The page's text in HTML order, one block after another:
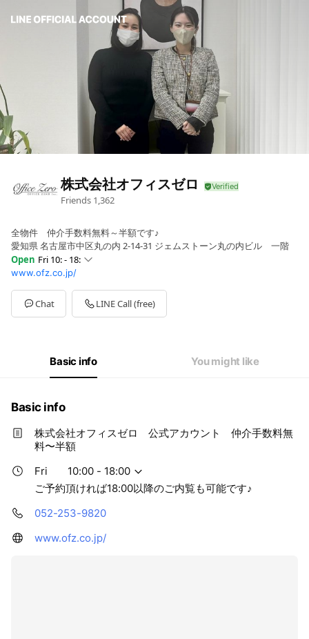
株式会社オフィスゼロ
Friends 1,362
全物件 仲介手数料無料～半額です♪
愛知県 名古屋市中区丸の内 2-14-31 ジェムストーン丸の内ビル 一階
Open Fri 10: - 18:
Sun10: - 18:
Mon10: - 18:
Tue10: - 18:
Wed10: - 18:
ご予約頂ければ18:00以降のご内覧も可能です♪
www.ofz.co.jp/
Chat LINE Call (free)
Basic info You might like
Basic info
株式会社オフィスゼロ 公式アカウント 仲介手数料無
料〜半額
Fri
10:00 - 18:00
ご予約頂ければ18:00以降のご内覧も可能です♪
052-253-9820
www.ofz.co.jp/